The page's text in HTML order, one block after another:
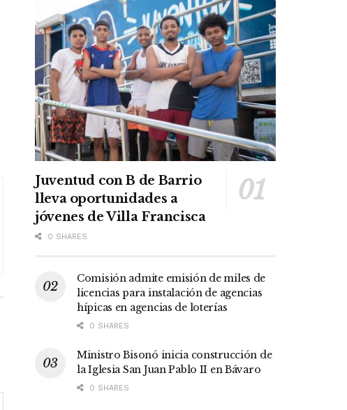
Juventud con B de Barrio
lleva oportunidades a
jóvenes de Villa Francisca
0 SHARES
Comisión admite emisión de miles de
licencias para instalación de agencias
hípicas en agencias de loterías
0 SHARES
Ministro Bisonó inicia construcción de
la Iglesia San Juan Pablo II en Bávaro
0 SHARES